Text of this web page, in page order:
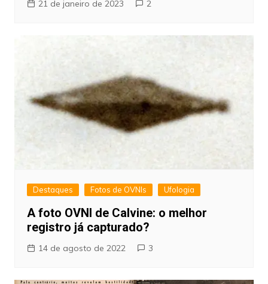
21 de janeiro de 2023 2
Destaques Fotos de OVNIs Ufologia
A foto OVNI de Calvine: o melhor
registro já capturado?
14 de agosto de 2022 3